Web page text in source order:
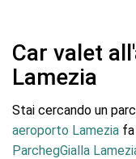
Car valet
Lamezia
Stai cercando un
aeroporto Lamezia
ParchegGialla